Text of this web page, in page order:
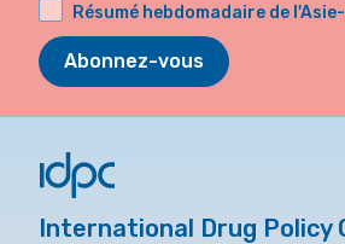
Résumé hebdomadaire de
Abonnez-vous
International Drug Policy